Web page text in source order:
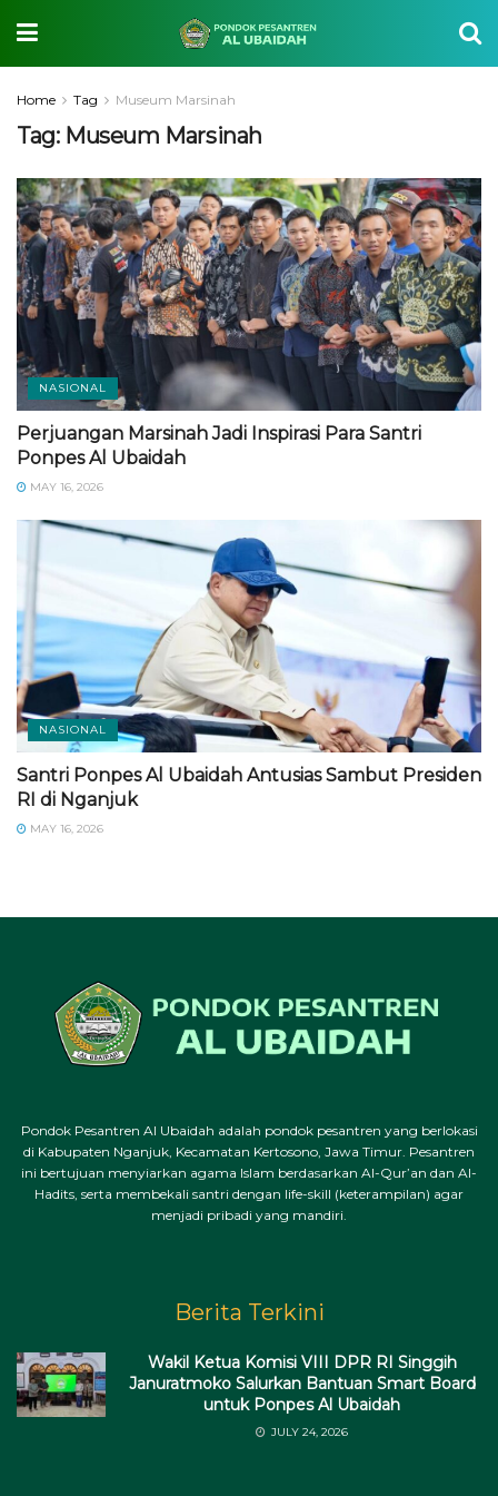
Home Tag Museum Marsinah
Tag: Museum Marsinah
NASIONAL
Perjuangan Marsinah Jadi Inspirasi Para Santri
Ponpes Al Ubaidah
MAY 16, 2026
NASIONAL
Santri Ponpes Al Ubaidah Antusias Sambut Presiden
RI di Nganjuk
MAY 16, 2026
Pondok Pesantren Al Ubaidah adalah pondok pesantren yang berlokasi
di Kabupaten Nganjuk, Kecamatan Kertosono, Jawa Timur. Pesantren
ini bertujuan menyiarkan agama Islam berdasarkan Al-Qur’an dan Al-
Hadits, serta membekali santri dengan life-skill (keterampilan) agar
menjadi pribadi yang mandiri.
Berita Terkini
Wakil Ketua Komisi VIII DPR RI Singgih
Januratmoko Salurkan Bantuan Smart Board
untuk Ponpes Al Ubaidah
JULY 24, 2026